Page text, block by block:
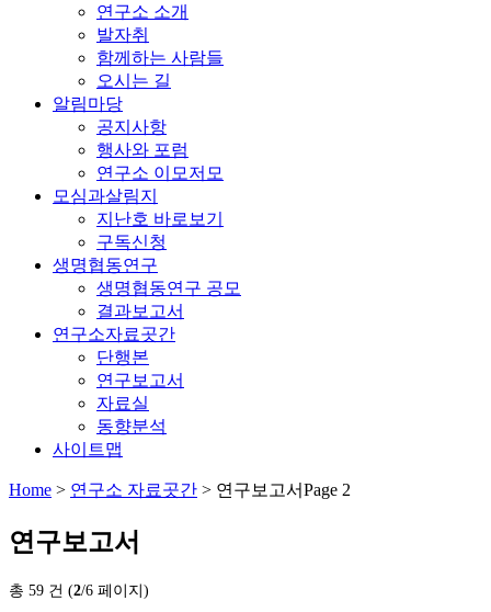
연구소 소개
발자취
함께하는 사람들
오시는 길
알림마당
공지사항
행사와 포럼
연구소 이모저모
모심과살림지
지난호 바로보기
구독신청
생명협동연구
생명협동연구 공모
결과보고서
연구소자료곳간
단행본
연구보고서
자료실
동향분석
사이트맵
Home > 연구소 자료곳간 > 연구보고서Page 2
연구보고서
총 59 건 (2/6 페이지)